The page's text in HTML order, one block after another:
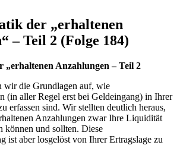
der „erhaltenen
– Teil 2 (Folge 184)
„erhaltenen Anzahlungen – Teil 2
wir die Grundlagen auf, wie
(in aller Regel erst bei Geldeingang) in Ihrer
erfassen sind. Wir stellten deutlich heraus,
Anzahlungen zwar Ihre Liquidität
können und sollten. Diese
ist aber losgelöst von Ihrer Ertragslage zu